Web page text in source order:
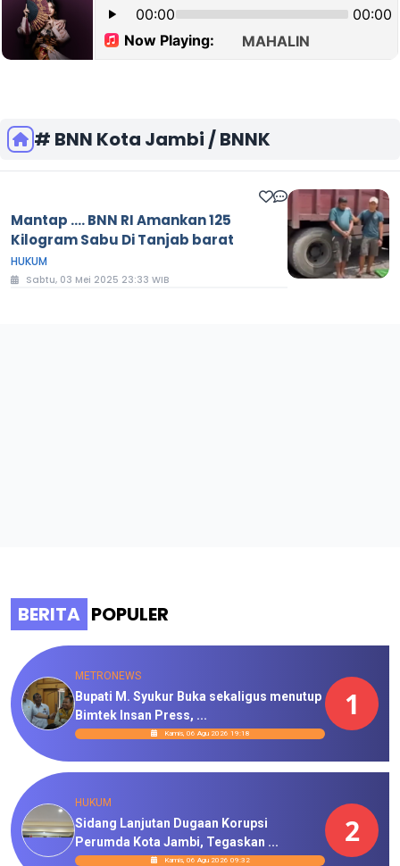
# BNN Kota Jambi / BNNK
Mantap .... BNN RI Amankan 125
Kilogram Sabu Di Tanjab barat
HUKUM
Sabtu, 03 Mei 2025 23:33 WIB
BERITA POPULER
METRONEWS
Bupati M. Syukur Buka sekaligus menutup
Bimtek Insan Press, ...
Kamis, 06 Agu 2026 19:18
1
HUKUM
Sidang Lanjutan Dugaan Korupsi
Perumda Kota Jambi, Tegaskan ...
Kamis, 06 Agu 2026 09:32
2